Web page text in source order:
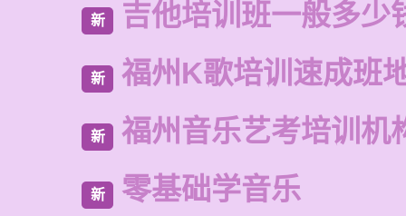
新 吉他培训班一般多少
新 福州K歌培训速成班
新 福州音乐艺考培训机
新 零基础学音乐